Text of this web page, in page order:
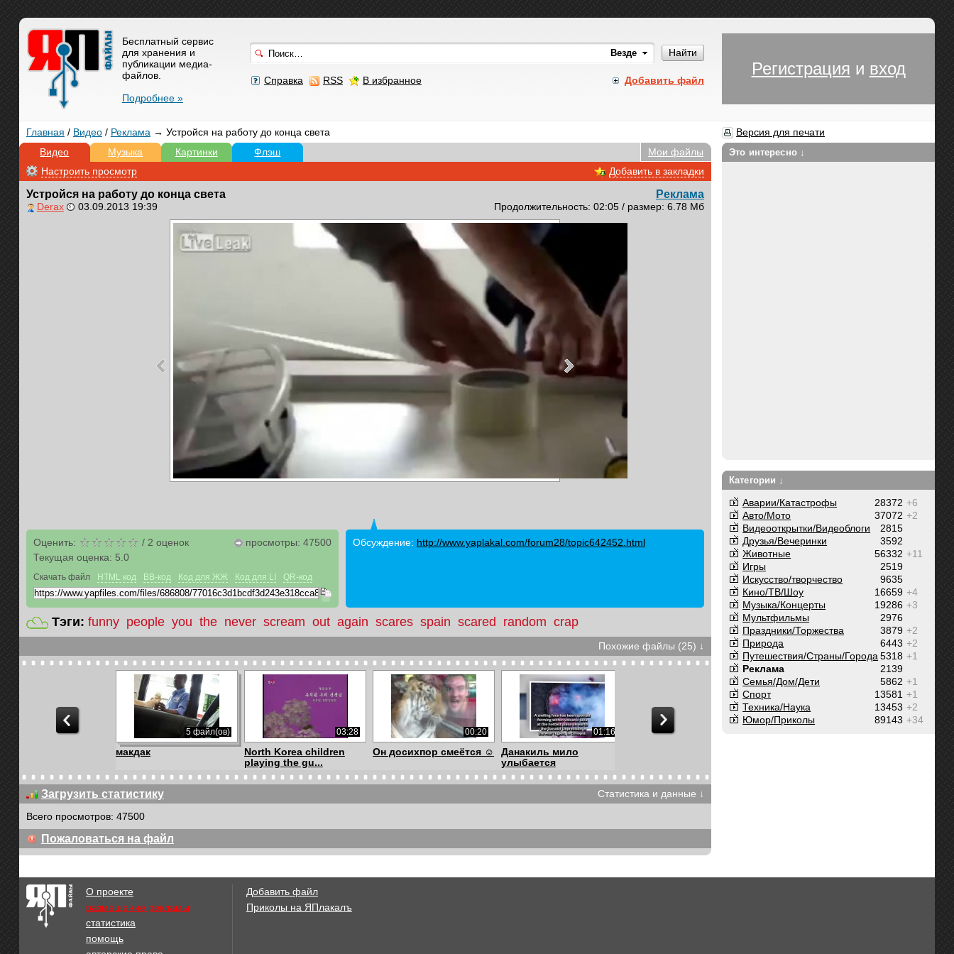
Найти
Добавить файл
Справка RSS В избранное
Бесплатный сервис
для хранения и
публикации медиа-
файлов.
Подробнее »
Регистрация и вход
Главная / Видео/ Реклама → Устройся на работу до конца света
Версия для печати
Видео
Музыка Картинки Флэш
Мои файлы
Настроить просмотр
Добавить в закладки
Устройся на работу до конца света
Derax 03.09.2013 19:39
Реклама
Продолжительность: 02:05 / размер: 6.78 Мб
Оценить: / 2 оценок
Текущая оценка: 5.0
просмотры: 47500
Скачать файл HTML код BB-код Код для ЖЖ Код для LI QR-код
Обсуждение: http://www.yaplakal.com/forum28/topic642452.html
Тэги: funny people you the never scream out again scares spain scared random crap
Похожие файлы (25) ↓
5 файл(ов)
макдак
03:28
North Korea children
playing the gu...
00:20
Он досихпор смеётся ☺
01:16
Данакиль мило
улыбается
03:46
Marilyn Manson-The
00:34
Мамаша с семейством
00:03
Сынок, прикольно
00:43
Man Or Monkey? |
Загрузить статистику
Статистика и данные ↓
Всего просмотров: 47500
Пожаловаться на файл
Это интересно ↓
Категории ↓
+6
28372
Аварии/Катастрофы
+2
37072
Авто/Мото
2815
Видеооткрытки/Видеоблоги
3592
Друзья/Вечеринки
+11
56332
Животные
2519
Игры
9635
Искусство/творчество
+4
16659
Кино/ТВ/Шоу
+3
19286
Музыка/Концерты
2976
Мультфильмы
+2
3879
Праздники/Торжества
+2
6443
Природа
+1
5318
Путешествия/Cтраны/Города
2139
Реклама
+1
5862
Семья/Дом/Дети
+1
13581
Спорт
+2
13453
Техника/Наука
+34
89143
Юмор/Приколы
О проекте
размещение рекламы
статистика
помощь
Добавить файл
Приколы на ЯПлакалъ